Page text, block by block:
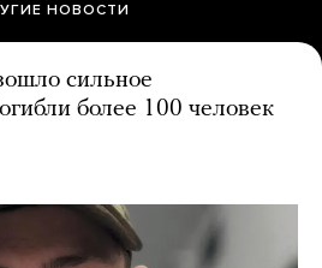
НОВОСТИ
сильное
более 100 человек